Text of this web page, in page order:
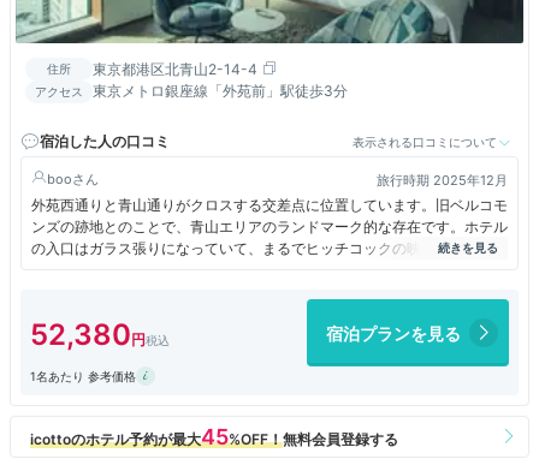
住所 東京都港区北青山2-14-4
アクセス 東京メトロ銀座線「外苑前」駅徒歩3分
宿泊した人の口コミ 表示される口コミについて
boo 旅行時期 2025年12月
外苑西通りと青山通りがクロスする交差点に位置しています。旧ベルコモ
ンズの跡地とのことで、青山エリアのランドマーク的な存在です。ホテル
の入口はガラス張りになっていて、まるでヒッチコックの映画に出てきそ
うなクラシックで洒落た雰囲気が素敵です。４階にホテルのレセプション
52,380 宿泊プランを見る
1名あたり 参考価格